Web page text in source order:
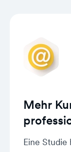
Mehr
Eine Studie